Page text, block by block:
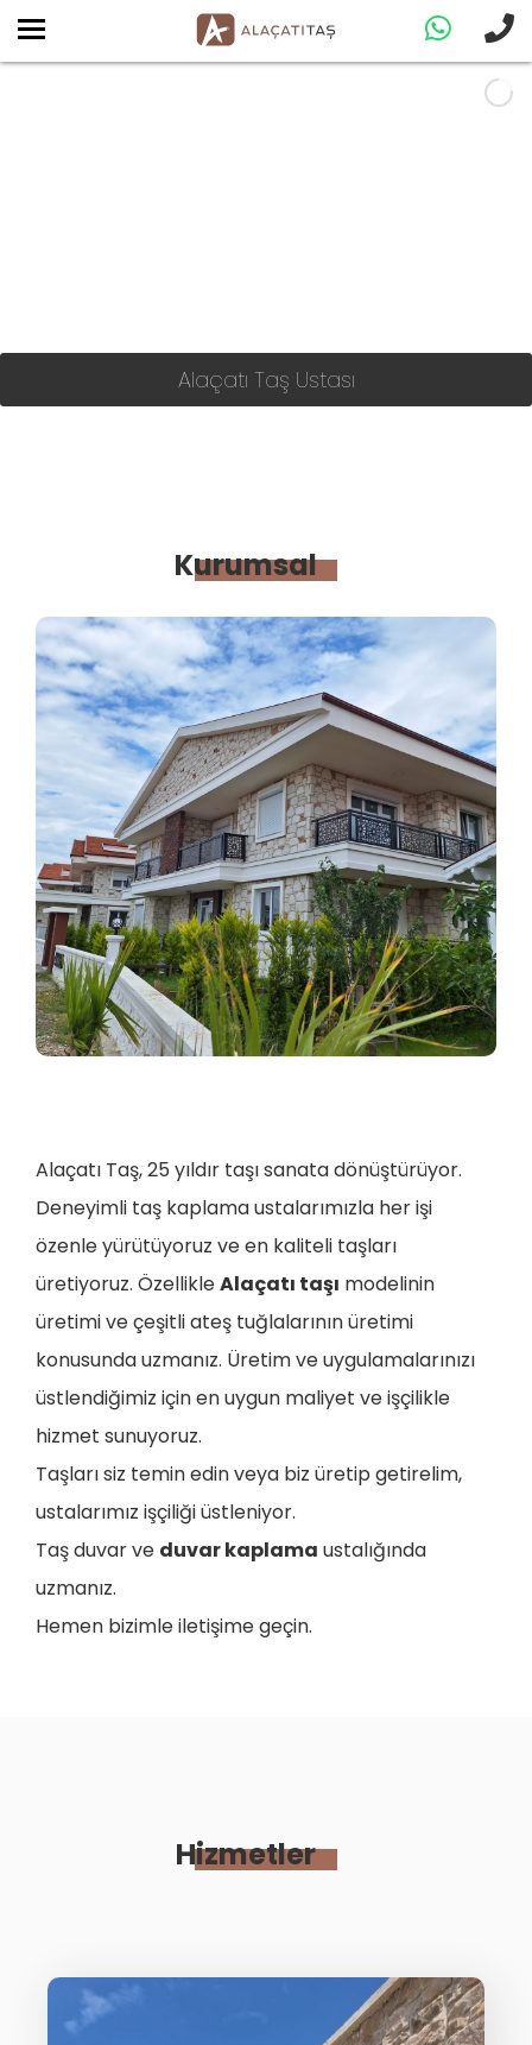
Alaçatı Taş Ustası
Kurumsal
Alaçatı Taş, 25 yıldır taşı sanata dönüştürüyor.
Deneyimli taş kaplama ustalarımızla her işi
özenle yürütüyoruz ve en kaliteli taşları
üretiyoruz. ÖzellikleAlaçatı taşı modelinin
üretimi ve çeşitli ateş tuğlalarının üretimi
konusunda uzmanız. Üretim ve uygulamalarınızı
üstlendiğimiz için en uygun maliyet ve işçilikle
hizmet sunuyoruz.
Taşları siz temin edin veya biz üretip getirelim,
ustalarımız işçiliği üstleniyor.
Taş duvar ve duvar kaplama ustalığında
uzmanız.
Hemen bizimle iletişime geçin.
Hizmetler